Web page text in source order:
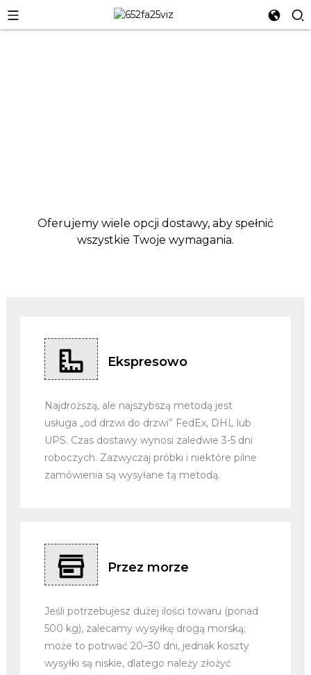
Oferujemy wiele opcji dostawy, aby spełnić
wszystkie Twoje wymagania.
Ekspresowo
Najdroższą, ale najszybszą metodą jest
usługa „od drzwi do drzwi” FedEx, DHL lub
UPS. Czas dostawy wynosi zaledwie 3-5 dni
roboczych. Zazwyczaj próbki i niektóre pilne
zamówienia są wysyłane tą metodą.
Przez morze
Jeśli potrzebujesz dużej ilości towaru (ponad
500 kg), zalecamy wysyłkę drogą morską;
może to potrwać 20–30 dni, jednak koszty
wysyłki są niskie, dlatego należy złożyć